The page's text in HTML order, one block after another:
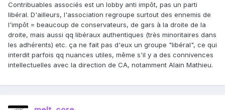
Contribuables associés est un lobby anti impôt, pas un parti
libéral. D'ailleurs, l'association regroupe surtout des ennemis de
l'impôt = beaucoup de conservateurs, de gars à la droite de la
droite, mais aussi qq libéraux authentiques (très minoritaires dans
les adhérents) etc. ça ne fait pas d'eux un groupe "libéral", ce qui
interdit parfois qq nuances utiles, même s'il y a des connivences
intellectuelles avec la direction de CA, notamment Alain Mathieu.